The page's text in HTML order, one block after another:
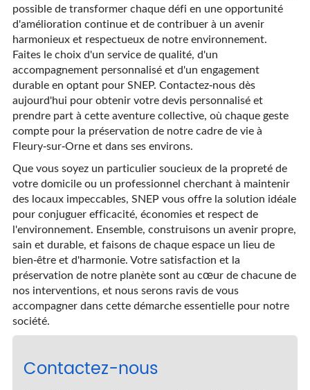
possible de transformer chaque défi en une opportunité
d'amélioration continue et de contribuer à un avenir
harmonieux et respectueux de notre environnement.
Faites le choix d'un service de qualité, d'un
accompagnement personnalisé et d'un engagement
durable en optant pour SNEP. Contactez-nous dès
aujourd'hui pour obtenir votre devis personnalisé et
prendre part à cette aventure collective, où chaque geste
compte pour la préservation de notre cadre de vie à
Fleury-sur-Orne et dans ses environs.
Que vous soyez un particulier soucieux de la propreté de
votre domicile ou un professionnel cherchant à maintenir
des locaux impeccables, SNEP vous offre la solution idéale
pour conjuguer efficacité, économies et respect de
l'environnement. Ensemble, construisons un avenir propre,
sain et durable, et faisons de chaque espace un lieu de
bien-être et d'harmonie. Votre satisfaction et la
préservation de notre planète sont au cœur de chacune de
nos interventions, et nous serons ravis de vous
accompagner dans cette démarche essentielle pour notre
société.
Contactez-nous